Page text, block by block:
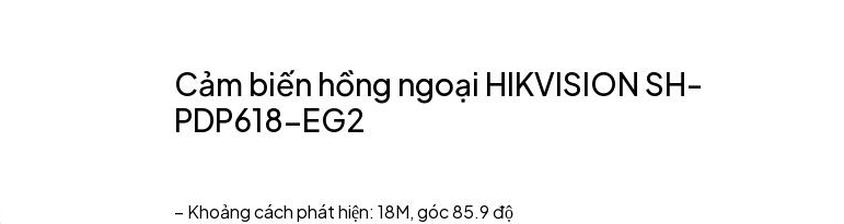
Cảm biến hồng ngoại HIKVISION SH-
PDP618-EG2
– Khoảng cách phát hiện: 18M, góc 85.9 độ